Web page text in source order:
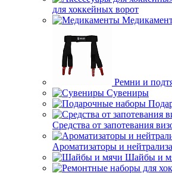
для хоккейных ворот
Ремни и
Сувениры
Средства от запотевания
Ароматизаторы и
Шайбы и